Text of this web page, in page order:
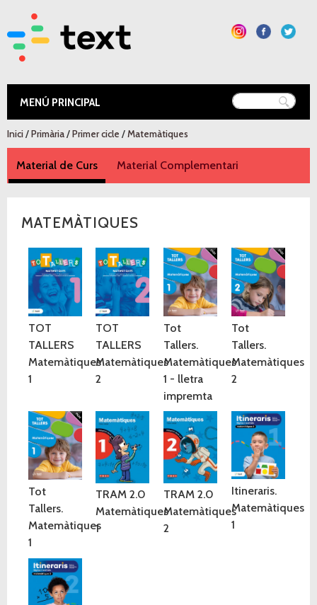
contingut
Text Educació
Esteu aquí
Inici/Primària/Primer cicle /Matemàtiques
Material de Curs (pestanya activa)
Material Complementari
MATEMÀTIQUES
TOT
TALLERS
Matemàtiques
1
TOT
TALLERS
Matemàtiques
2
Tot
Tallers.
Matemàtiques
1 - lletra
impremta
Tot
Tallers.
Matemàtiques
2
Tot
Tallers.
Matemàtiques
1
TRAM 2.0
Matemàtiques
1
TRAM 2.0
Matemàtiques
2
Itineraris.
Matemàtiques
1